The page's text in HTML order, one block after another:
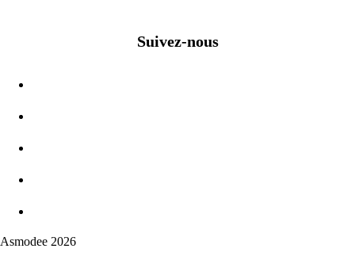
Suivez-nous
Asmodee 2026